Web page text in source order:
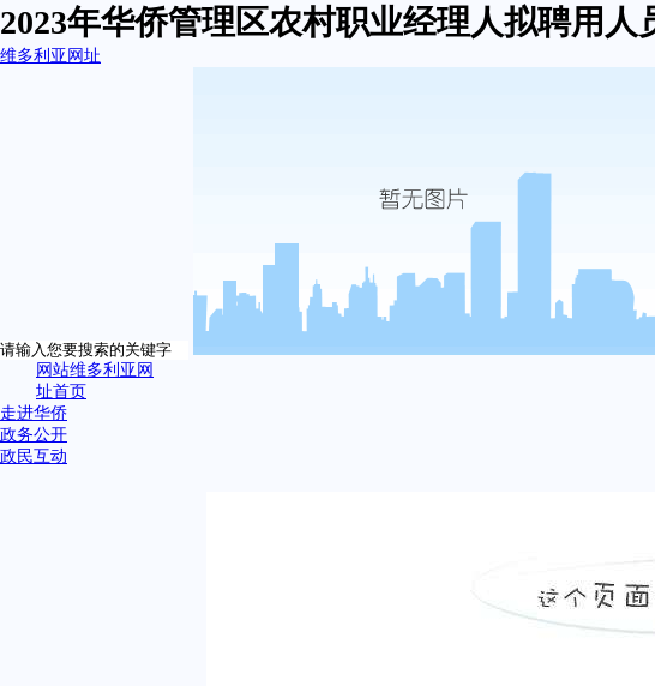
2023年华侨管理区农村职业经理人拟聘用人
维多利亚网址
网站维多利亚网
址首页
走进华侨
政务公开
政民互动